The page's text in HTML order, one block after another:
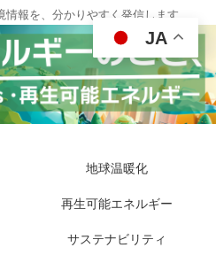
情報を、分かりやすく発信します
地球温暖化
再生可能エネルギー
サステナビリティ
JA